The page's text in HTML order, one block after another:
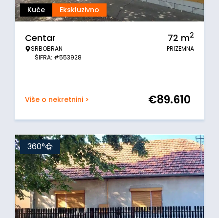
Kuće Ekskluzivno
Centar
SRBOBRAN
ŠIFRA: #553928
72 m2
PRIZEMNA
Više o nekretnini > €89.610
360°